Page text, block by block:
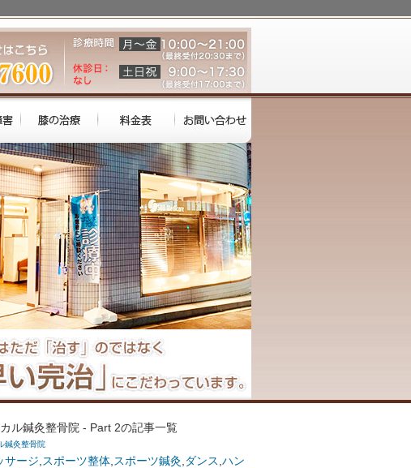
ル鍼灸整骨院 - Part 2の記事一覧
鍼灸整骨院
サージ スポーツ整体 スポーツ鍼灸 ダンス ハン